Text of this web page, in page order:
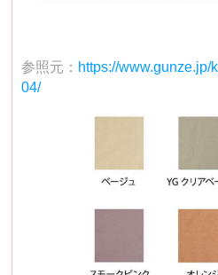
参照元： https://
04/